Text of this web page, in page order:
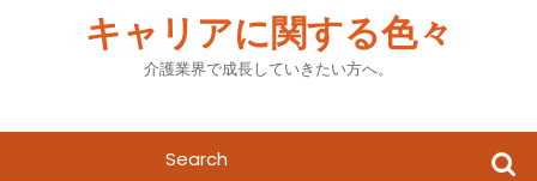
キャリアに関する色々
介護業界で成長していきたい方へ。
for: